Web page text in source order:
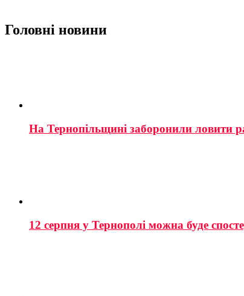
Головні новини
На Тернопільщині заборонили ловити
12 серпня у Тернополі можна буде